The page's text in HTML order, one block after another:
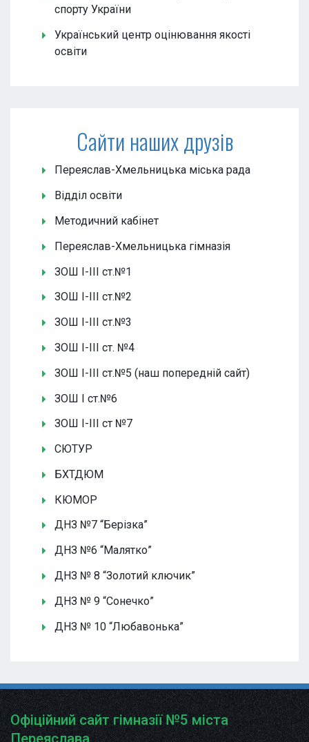
спорту України
Український центр оцінювання якості
освіти
Сайти наших друзів
Переяслав-Хмельницька міська рада
Відділ освіти
Методичний кабінет
Переяслав-Хмельницька гімназія
ЗОШ І-ІІІ ст.№1
ЗОШ І-ІІІ ст.№2
ЗОШ І-ІІІ ст.№3
ЗОШ І-ІІІ ст. №4
ЗОШ І-ІІІ ст.№5 (наш попередній сайт)
ЗОШ І ст.№6
ЗОШ І-ІІІ ст №7
СЮТУР
БХТДЮМ
КЮМОР
ДНЗ №7 “Берізка”
ДНЗ №6 “Малятко”
ДНЗ № 8 “Золотий ключик”
ДНЗ № 9 “Сонечко”
ДНЗ № 10 “Любавонька”
Офіційний сайт гімназії №5 міста
Переяслава